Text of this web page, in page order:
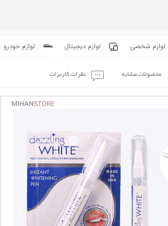
لوازم شخصی لوازم دیجیتال لوازم خودرو
محصولات مشابه نظرات کاربرات